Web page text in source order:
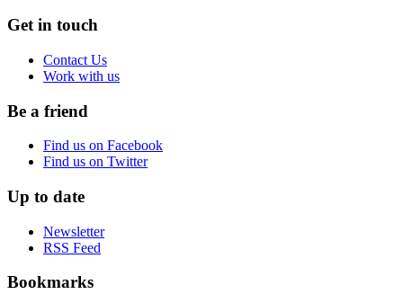
Get in touch
Contact Us
Work with us
Be a friend
Find us on Facebook
Find us on Twitter
Up to date
Newsletter
RSS Feed
Bookmarks